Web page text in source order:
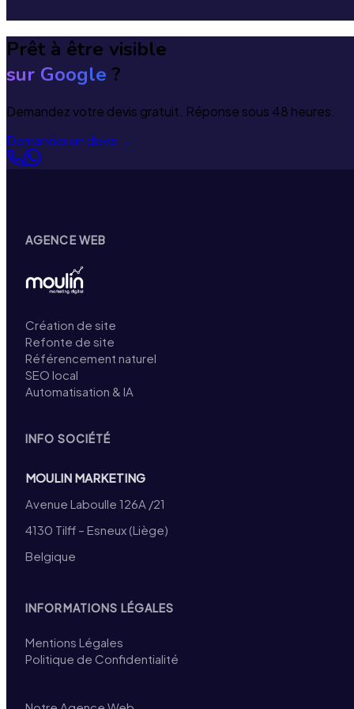
Prêt à être visible
sur Google ?
Demandez votre devis gratuit. Réponse sous 48 heures.
Demander un devis→
AGENCE WEB
Création de site
Refonte de site
Référencement naturel
SEO local
Automatisation & IA
INFO SOCIÉTÉ
MOULIN MARKETING
Avenue Laboulle 126A /21
4130 Tilff – Esneux (Liège)
Belgique
INFORMATIONS LÉGALES
Mentions Légales
Politique de Confidentialité